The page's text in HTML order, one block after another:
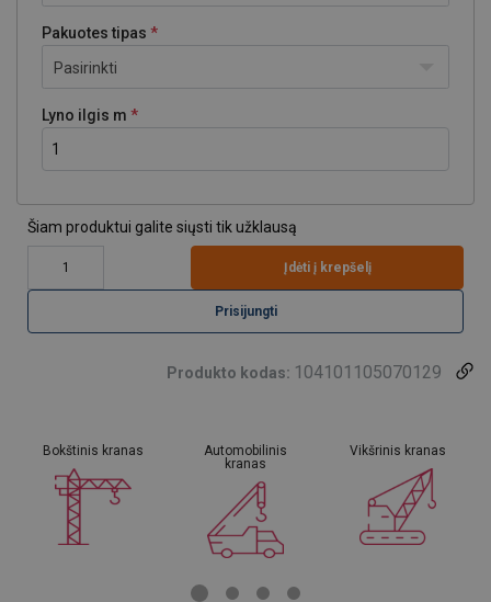
Pakuotes tipas
Pasirinkti
Lyno ilgis m
Šiam produktui galite siųsti tik užklausą
Įdėti į krepšelį
Prisijungti
Produkto kodas: 104101105070129
Bokštinis kranas
Automobilinis
kranas
Vikšrinis kranas